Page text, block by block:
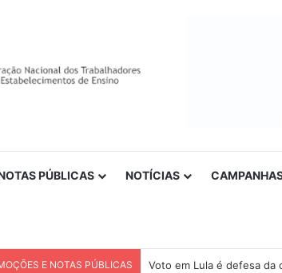
PÚBLICAS NOTÍCIAS
E NOTAS PÚBLICAS Nota de solidariedade ao